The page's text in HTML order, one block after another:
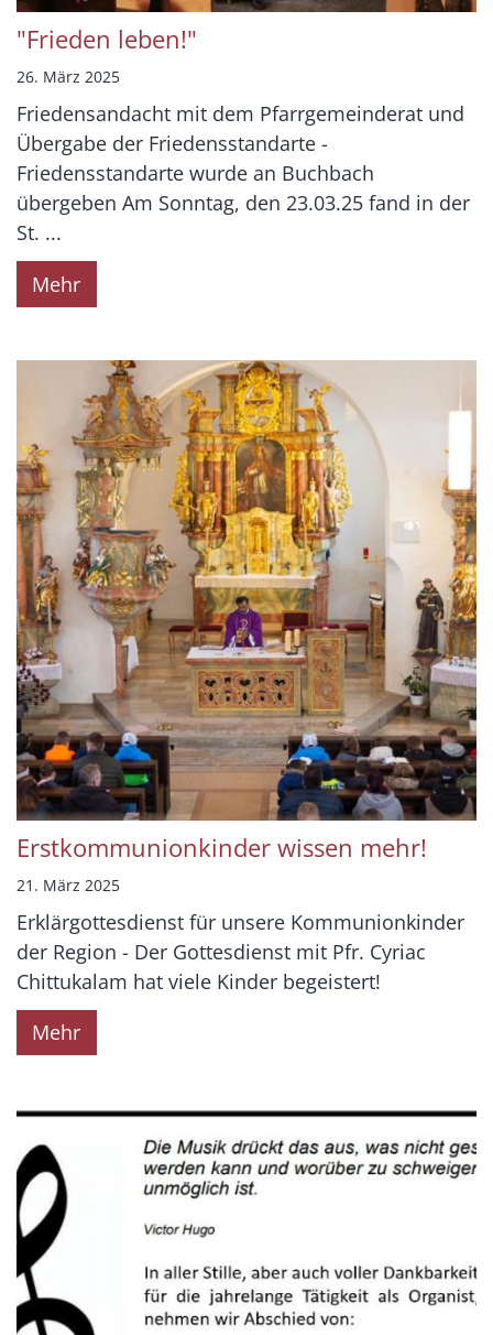
"Frieden leben!"
26. März 2025
Friedensandacht mit dem Pfarrgemeinderat und
Übergabe der Friedensstandarte -
Friedensstandarte wurde an Buchbach
übergeben Am Sonntag, den 23.03.25 fand in der
St. ...
Mehr
Erstkommunionkinder wissen mehr!
21. März 2025
Erklärgottesdienst für unsere Kommunionkinder
der Region - Der Gottesdienst mit Pfr. Cyriac
Chittukalam hat viele Kinder begeistert!
Mehr